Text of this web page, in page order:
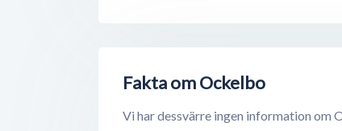
Fakta om Ockelbo
Vi har dessvärre ingen information om